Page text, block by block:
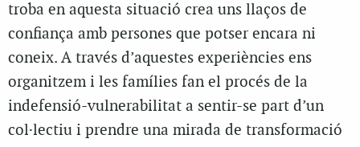
troba en aquesta situació crea uns llaços de
confiança amb persones que potser encara ni
coneix. A través d’aquestes experiències ens
organitzem i les famílies fan el procés de la
indefensió-vulnerabilitat a sentir-se part d’un
col·lectiu i prendre una mirada de transformació